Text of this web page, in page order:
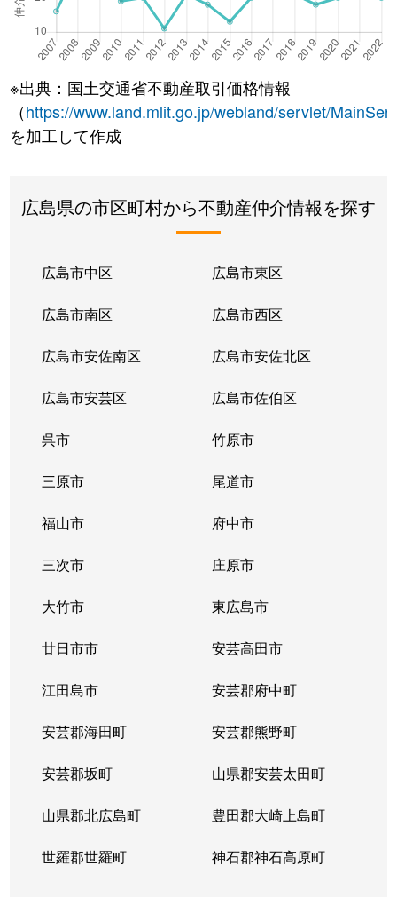
※出典：国土交通省不動産取引価格情報
（https://www.land.mlit.go.jp/webland/servlet/
を加工して作成
広島県の市区町村から不動産仲介情報を探す
広島市中区 広島市東区
広島市南区 広島市西区
広島市安佐南区 広島市安佐北区
広島市安芸区 広島市佐伯区
呉市 竹原市
三原市 尾道市
福山市 府中市
三次市 庄原市
大竹市 東広島市
廿日市市 安芸高田市
江田島市 安芸郡府中町
安芸郡海田町 安芸郡熊野町
安芸郡坂町 山県郡安芸太田町
山県郡北広島町 豊田郡大崎上島町
世羅郡世羅町 神石郡神石高原町